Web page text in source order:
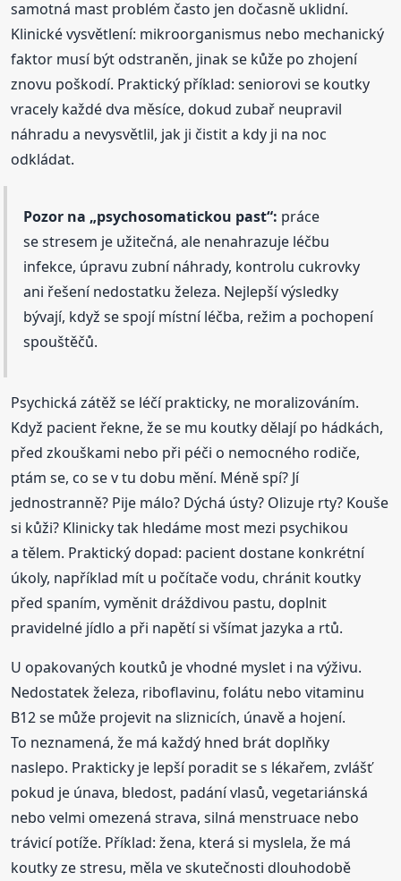
samotná mast problém často jen dočasně uklidní.
Klinické vysvětlení: mikroorganismus nebo mechanický
faktor musí být odstraněn, jinak se kůže po zhojení
znovu poškodí. Praktický příklad: seniorovi se koutky
vracely každé dva měsíce, dokud zubař neupravil
náhradu a nevysvětlil, jak ji čistit a kdy ji na noc
odkládat.
Pozor na „psychosomatickou past“: práce
se stresem je užitečná, ale nenahrazuje léčbu
infekce, úpravu zubní náhrady, kontrolu cukrovky
ani řešení nedostatku železa. Nejlepší výsledky
bývají, když se spojí místní léčba, režim a pochopení
spouštěčů.
Psychická zátěž se léčí prakticky, ne moralizováním.
Když pacient řekne, že se mu koutky dělají po hádkách,
před zkouškami nebo při péči o nemocného rodiče,
ptám se, co se v tu dobu mění. Méně spí? Jí
jednostranně? Pije málo? Dýchá ústy? Olizuje rty? Kouše
si kůži? Klinicky tak hledáme most mezi psychikou
a tělem. Praktický dopad: pacient dostane konkrétní
úkoly, například mít u počítače vodu, chránit koutky
před spaním, vyměnit dráždivou pastu, doplnit
pravidelné jídlo a při napětí si všímat jazyka a rtů.
U opakovaných koutků je vhodné myslet i na výživu.
Nedostatek železa, riboflavinu, folátu nebo vitaminu
B12 se může projevit na sliznicích, únavě a hojení.
To neznamená, že má každý hned brát doplňky
naslepo. Prakticky je lepší poradit se s lékařem, zvlášť
pokud je únava, bledost, padání vlasů, vegetariánská
nebo velmi omezená strava, silná menstruace nebo
trávicí potíže. Příklad: žena, která si myslela, že má
koutky ze stresu, měla ve skutečnosti dlouhodobě